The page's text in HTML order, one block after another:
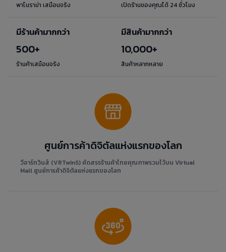
พาโนราม่า เสมือนจริง เปิดร้านของคุณได้ 24 ชั่วโมง
มีร้านค้ามากกว่า
500+
ร้านค้าเสมือนจริง
มีสินค้ามากกว่า
10,000+
สินค้าหลากหลาย
ศูนย์การค้าดิจิตัลแห่งแรกของโลก
วีอาร์ทวินส์ (VRTwinS) คัดสรรร้านค้าไทยคุณภาพรวมไว้บน Virtual
Mall ศูนย์การค้าดิจิตัลแห่งแรกของโลก